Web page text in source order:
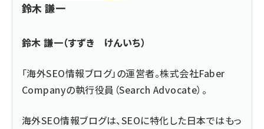
鈴木 謙一
鈴木 謙一（すずき けんいち）
「海外SEO情報ブログ」の運営者。株式会社Faber
Companyの執行役員（Search Advocate）。
海外SEO情報ブログは、SEOに特化した日本ではもっ